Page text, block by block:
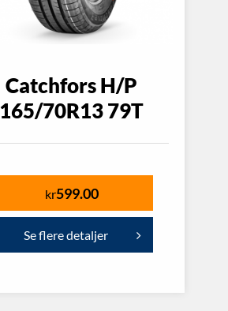
Catchfors H/P
165/70R13 79T
kr599.00
Se flere detaljer